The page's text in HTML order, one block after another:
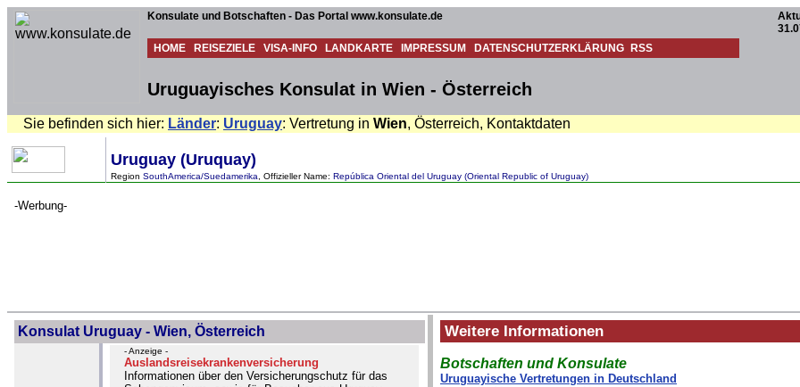
Konsulate und Botschaften - Das Portal www.konsulate.de
HOME REISEZIELE VISA-INFO LANDKARTE IMPRESSUM DATENSCHUTZERKLÄRUNG RSS
Uruguayisches Konsulat in Wien - Österreich
Sie befinden sich hier: Länder: Uruguay: Vertretung in Wien, Österreich, Kontaktdaten
Uruguay (Uruquay)
Region SouthAmerica/Suedamerika , Offizieller Name: República Oriental del Uruguay (Oriental Republic of Uruguay)
-Werbung-
Konsulat Uruguay - Wien, Österreich
- Anzeige -
Auslandsreisekrankenversicherung
Informationen über den Versicherungschutz für das
Weitere Informationen
Botschaften und Konsulate
Uruguayische Vertretungen in Deutschland